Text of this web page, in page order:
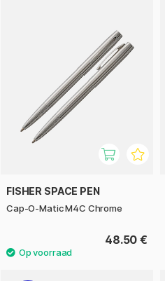
FISHER SPACE PEN
Cap-O-Matic M4C Chrome
48.50 €